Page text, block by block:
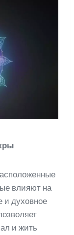
влияют на
и духовное
и жить